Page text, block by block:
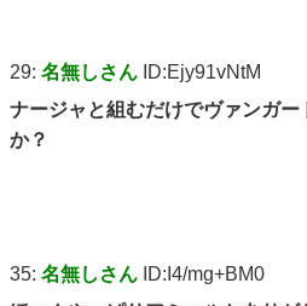
29: 名無しさん ID:Ejy91vNtM
ナージャと組むだけでヴァンガ
か？
35: 名無しさん ID:I4/mg+BM0